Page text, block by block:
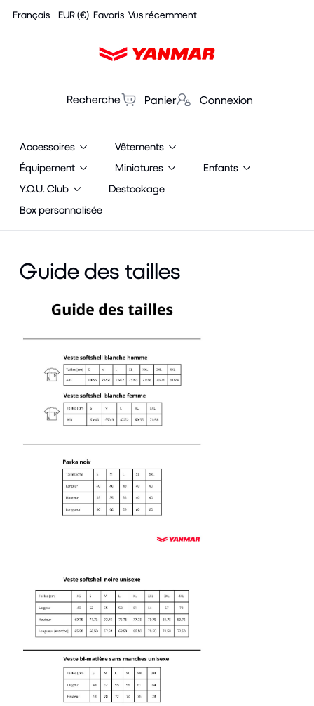
Cookies management panel
Français EUR (€) Favoris Vus récemment
Recherche Panier Connexion
Accessoires
Vêtements
Équipement
Miniatures
Enfants
Y.O.U. Club
Destockage
Box personnalisée
Guide des tailles